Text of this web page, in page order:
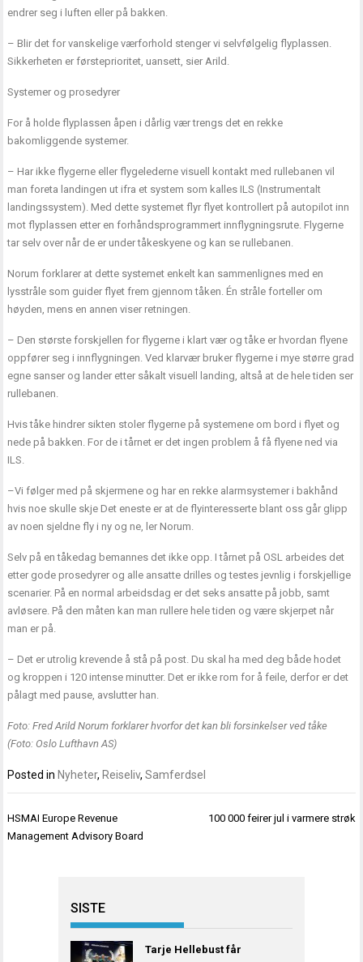
endrer seg i luften eller på bakken.
– Blir det for vanskelige værforhold stenger vi selvfølgelig flyplassen.
Sikkerheten er førsteprioritet, uansett, sier Arild.
Systemer og prosedyrer
For å holde flyplassen åpen i dårlig vær trengs det en rekke
bakomliggende systemer.
– Har ikke flygerne eller flygelederne visuell kontakt med rullebanen vil
man foreta landingen ut ifra et system som kalles ILS (Instrumentalt
landingssystem). Med dette systemet flyr flyet kontrollert på autopilot inn
mot flyplassen etter en forhåndsprogrammert innflygningsrute. Flygerne
tar selv over når de er under tåkeskyene og kan se rullebanen.
Norum forklarer at dette systemet enkelt kan sammenlignes med en
lysstråle som guider flyet frem gjennom tåken. Én stråle forteller om
høyden, mens en annen viser retningen.
– Den største forskjellen for flygerne i klart vær og tåke er hvordan flyene
oppfører seg i innflygningen. Ved klarvær bruker flygerne i mye større grad
egne sanser og lander etter såkalt visuell landing, altså at de hele tiden ser
rullebanen.
Hvis tåke hindrer sikten stoler flygerne på systemene om bord i flyet og
nede på bakken. For de i tårnet er det ingen problem å få flyene ned via
ILS.
–Vi følger med på skjermene og har en rekke alarmsystemer i bakhånd
hvis noe skulle skje Det eneste er at de flyinteresserte blant oss går glipp
av noen sjeldne fly i ny og ne, ler Norum.
Selv på en tåkedag bemannes det ikke opp. I tårnet på OSL arbeides det
etter gode prosedyrer og alle ansatte drilles og testes jevnlig i forskjellige
scenarier. På en normal arbeidsdag er det seks ansatte på jobb, samt
avløsere. På den måten kan man rullere hele tiden og være skjerpet når
man er på.
– Det er utrolig krevende å stå på post. Du skal ha med deg både hodet
og kroppen i 120 intense minutter. Det er ikke rom for å feile, derfor er det
pålagt med pause, avslutter han.
Foto: Fred Arild Norum forklarer hvorfor det kan bli forsinkelser ved tåke
(Foto: Oslo Lufthavn AS)
Posted in Nyheter, Reiseliv,Samferdsel
Innleggsnavigasjon
HSMAI Europe Revenue
Management Advisory Board
100 000 feirer jul i varmere strøk
SISTE
Tarje Hellebust får